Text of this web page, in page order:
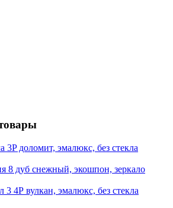
3P доломит, эмалюкс, без стекла
8 дуб снежный, экошпон, зеркало
4Р вулкан, эмалюкс, без стекла